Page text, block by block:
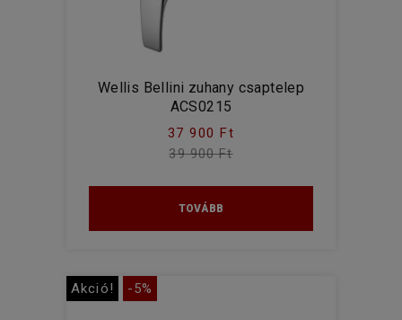
Wellis Bellini zuhany csaptelep
ACS0215
37 900 Ft
39 900 Ft
TOVÁBB
Akció! -5%